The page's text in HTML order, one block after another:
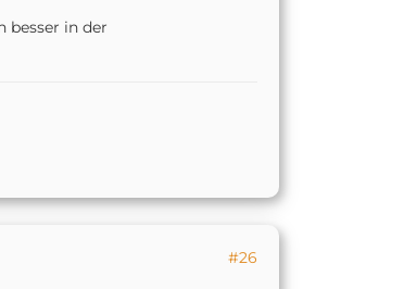
besser in der
#26